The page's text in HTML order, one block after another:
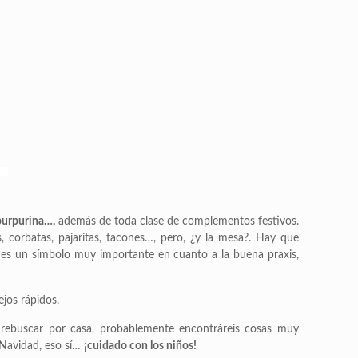
además de toda clase de complementos festivos.
pajaritas, tacones…, pero, ¿y la mesa?. Hay que
un símbolo muy importante en cuanto a la buena praxis,
rápidos.
por casa, probablemente encontráreis cosas muy
eso sí… ¡cuidado con los niños!